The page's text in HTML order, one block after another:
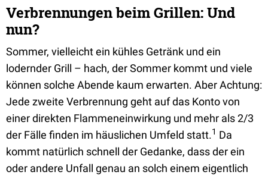
Verbrennungen beim Grillen: Und
nun?
Sommer, vielleicht ein kühles Getränk und ein
lodernder Grill – hach, der Sommer kommt und viele
können solche Abende kaum erwarten. Aber Achtung:
Jede zweite Verbrennung geht auf das Konto von
einer direkten Flammeneinwirkung und mehr als 2/3
der Fälle finden im häuslichen Umfeld statt.1 Da
kommt natürlich schnell der Gedanke, dass der ein
oder andere Unfall genau an solch einem eigentlich